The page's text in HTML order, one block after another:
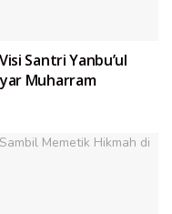
Santri Yanbu’ul
Muharram